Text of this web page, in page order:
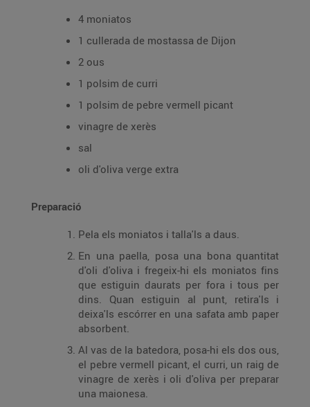
4 moniatos
1 cullerada de mostassa de Dijon
2 ous
1 polsim de curri
1 polsim de pebre vermell picant
vinagre de xerès
sal
oli d'oliva verge extra
Preparació
Pela els moniatos i talla'ls a daus.
En una paella, posa una bona quantitat
d'oli d'oliva i fregeix-hi els moniatos fins
que estiguin daurats per fora i tous per
dins. Quan estiguin al punt, retira'ls i
deixa'ls escórrer en una safata amb paper
absorbent.
Al vas de la batedora, posa-hi els dos ous,
el pebre vermell picant, el curri, un raig de
vinagre de xerès i oli d'oliva per preparar
una maionesa.